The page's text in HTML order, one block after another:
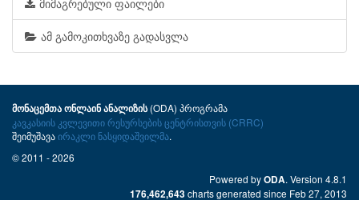
მიმაგრებული ფაილები
ამ გამოკითხვაზე გადასვლა
მონაცემთა ონლაინ ანალიზის(ODA) პროგრამა
კავკასიის კვლევითი რესურსების ცენტრისთვის (CRRC)
შეიმუშავაირაკლი ნასყიდაშვილმა.
© 2011 - 2026
Powered byODA. Version 4.8.1
176,462,643 charts generated since Feb 27, 2013